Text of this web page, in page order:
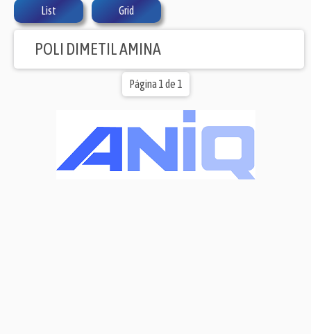
List Grid
POLI DIMETIL AMINA
Página 1 de 1